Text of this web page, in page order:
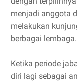
menjadi anggota
melakukan
berbagai lembaga.
Ketika periode
diri lagi sebagai